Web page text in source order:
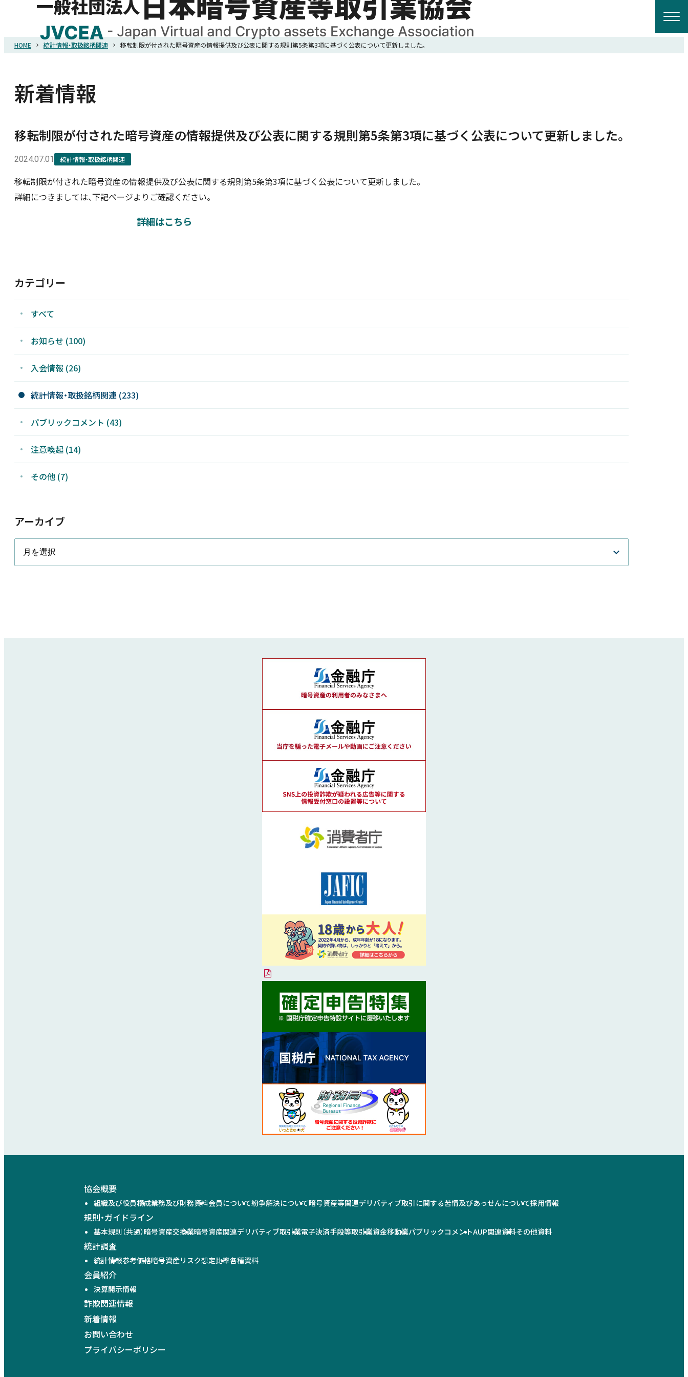
HOME
会員紹介
詐欺関連情報
HOME 統計情報・取扱銘柄関連 移転制限が付された暗号資産の情報提供及び公表に関する規則第5条第3項に基づく公表について更新しました。
新着情報
移転制限が付された暗号資産の情報提供及び公表に関する規則第5条第3項に基づく公表について更新しました。
2024.07.01 統計情報・取扱銘柄関連
移転制限が付された暗号資産の情報提供及び公表に関する規則第5条第3項に基づく公表について更新しました。
詳細につきましては、下記ページよりご確認ください。
詳細はこちら
カテゴリー
すべて
お知らせ (100)
入会情報 (26)
統計情報・取扱銘柄関連 (233)
パブリックコメント (43)
注意喚起 (14)
その他 (7)
アーカイブ
協会概要
組織及び役員構成業務及び財務資料会員について紛争解決について暗号資産等関連デリバティブ取引に関する苦情及びあっせんについて採用情報
規則・ガイドライン
基本規則（共通）暗号資産交換業暗号資産関連デリバティブ取引業電子決済手段等取引業資金移動業パブリックコメントAUP関連資料その他資料
統計調査
統計情報参考価格暗号資産リスク想定比率各種資料
会員紹介
決算開示情報
詐欺関連情報
新着情報
お問い合わせ
プライバシーポリシー